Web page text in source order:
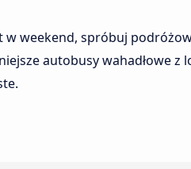
w weekend, spróbuj
autobusy wahadłowe z